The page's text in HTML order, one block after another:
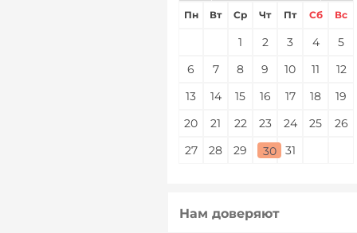
Пн Вт Ср Чт Пт Сб Вс
1 2 3 4
5
6
7 8 9 10 11
12
13
14 15 16 17 18
19
20
21 22 23 24 25
26
27
28 29 30
30 31
Нам доверяют